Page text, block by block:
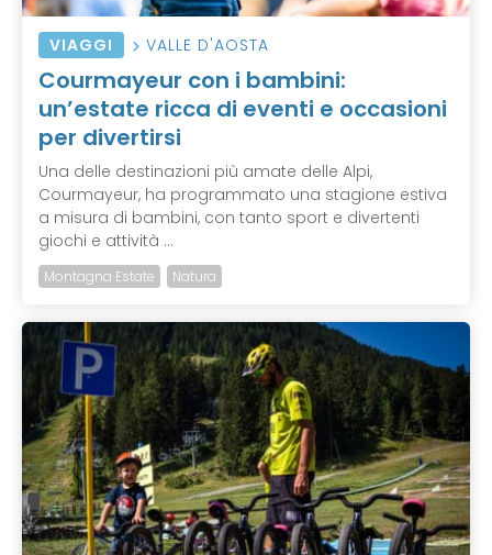
VIAGGI VALLE D'AOSTA
Courmayeur con i bambini:
un’estate ricca di eventi e occasioni
per divertirsi
Una delle destinazioni più amate delle Alpi,
Courmayeur, ha programmato una stagione estiva
a misura di bambini, con tanto sport e divertenti
giochi e attività ...
Montagna Estate Natura